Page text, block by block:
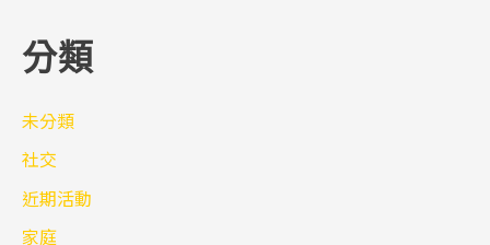
分類
未分類
社交
近期活動
家庭